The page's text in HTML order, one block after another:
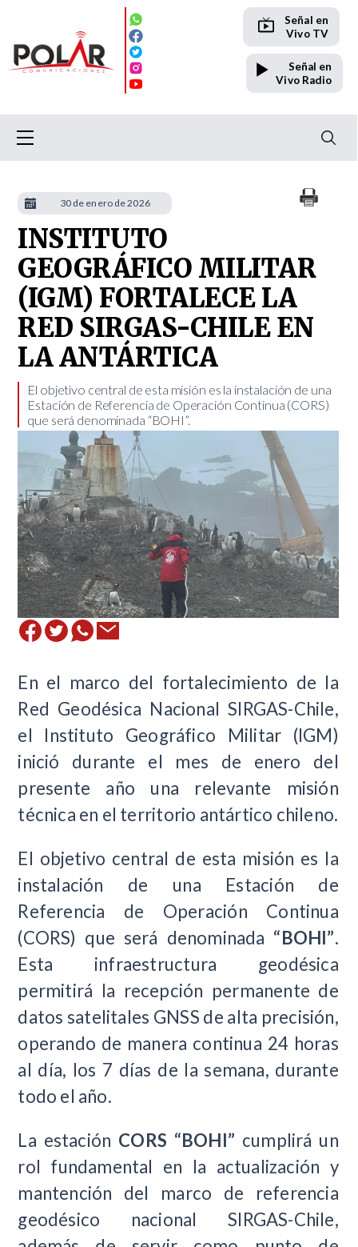
Señal en
Vivo TV
Señal en
Vivo Radio
INSTITUTO
GEOGRÁFICO MILITAR
(IGM) FORTALECE LA
RED SIRGAS-CHILE EN
LA ANTÁRTICA
​El objetivo central de esta misión es la instalación de una
Estación de Referencia de Operación Continua (CORS)
que será denominada “BOHI”.
En el marco del fortalecimiento de la
Red Geodésica Nacional SIRGAS-Chile,
el Instituto Geográfico Militar (IGM)
inició durante el mes de enero del
presente año una relevante misión
técnica en el territorio antártico chileno.
El objetivo central de esta misión es la
instalación de una Estación de
Referencia de Operación Continua
(CORS) que será denominada “BOHI”.
Esta infraestructura geodésica
permitirá la recepción permanente de
datos satelitales GNSS de alta precisión,
operando de manera continua 24 horas
al día, los 7 días de la semana, durante
todo el año.
La estación CORS “BOHI” cumplirá un
rol fundamental en la actualización y
mantención del marco de referencia
geodésico nacional SIRGAS-Chile,
30 de enero de 2026